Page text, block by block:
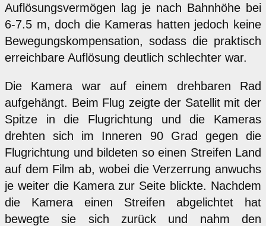
Auflösungsvermögen lag je nach Bahnhöhe bei
6-7.5 m, doch die Kameras hatten jedoch keine
Bewegungskompensation, sodass die praktisch
erreichbare Auflösung deutlich schlechter war.
Die Kamera war auf einem drehbaren Rad
aufgehängt. Beim Flug zeigte der Satellit mit der
Spitze in die Flugrichtung und die Kameras
drehten sich im Inneren 90 Grad gegen die
Flugrichtung und bildeten so einen Streifen Land
auf dem Film ab, wobei die Verzerrung anwuchs
je weiter die Kamera zur Seite blickte. Nachdem
die Kamera einen Streifen abgelichtet hat
bewegte sie sich zurück und nahm den